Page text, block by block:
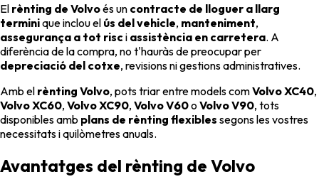
El rènting de Volvoés un contracte de lloguer a llarg
terminique inclou el ús del vehicle, manteniment,
assegurança a tot risci assistència en carretera. A
diferència de la compra, no t'hauràs de preocupar per
depreciació del cotxe, revisions ni gestions administratives.
Amb el rènting Volvo, pots triar entre models comVolvo XC40,
Volvo XC60, Volvo XC90, Volvo V60o Volvo V90, tots
disponibles amb plans de rènting flexibles segons les vostres
necessitats i quilòmetres anuals.
Avantatges del rènting de Volvo